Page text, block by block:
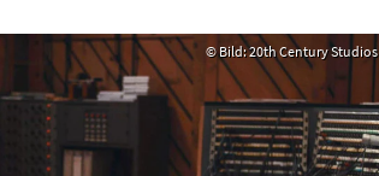
© Bild: 20th Century Studios